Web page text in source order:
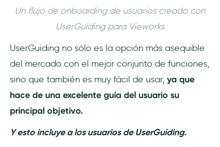
Un flujo de onboarding de usuarios creado con
UserGuiding para Vieworks
UserGuiding no sólo es la opción más asequible
del mercado con el mejor conjunto de funciones,
sino que también es muy fácil de usar, ya que
hace de una excelente guía del usuario su
principal objetivo.
Y esto incluye a los usuarios de UserGuiding.